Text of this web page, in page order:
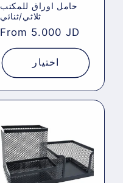
حامل اوراق للمكتب
ثلاثي/ثنائي
Regular
price
From 5.000 JD
اختيار